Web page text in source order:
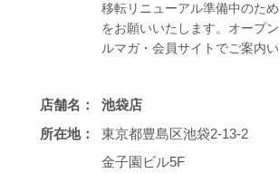
移転リニューアル準備中のた
をお願いいたします。オープ
ルマガ・会員サイトでご案内い
店舗名：
池袋店
所在地：
東京都豊島区池袋2-13-2
金子園ビル5F